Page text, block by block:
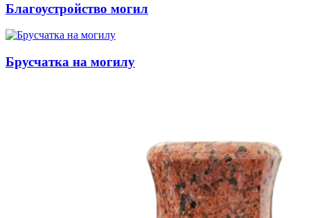
Благоустройство могил
Брусчатка на могилу